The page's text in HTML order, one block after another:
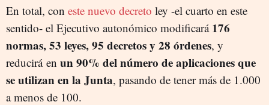
En total, con este nuevo decreto ley -el cuarto en este
sentido- el Ejecutivo autonómico modificará 176
normas, 53 leyes, 95 decretos y 28 órdenes, y
reducirá en un 90% del número de aplicaciones que
se utilizan en la Junta, pasando de tener más de 1.000
a menos de 100.